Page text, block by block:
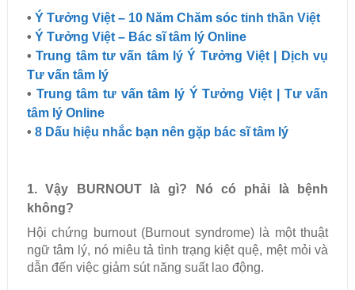
• Ý Tưởng Việt – 10 Năm Chăm sóc tinh thần Việt
• Ý Tưởng Việt – Bác sĩ tâm lý Online
• Trung tâm tư vấn tâm lý Ý Tưởng Việt | Dịch vụ
Tư vấn tâm lý
• Trung tâm tư vấn tâm lý Ý Tưởng Việt | Tư vấn
tâm lý Online
• 8 Dấu hiệu nhắc bạn nên gặp bác sĩ tâm lý
1. Vậy BURNOUT là gì? Nó có phải là bệnh
không?
Hội chứng burnout (Burnout syndrome) là một thuật
ngữ tâm lý, nó miêu tả tình trạng kiệt quệ, mệt mỏi và
dẫn đến việc giảm sút năng suất lao động.